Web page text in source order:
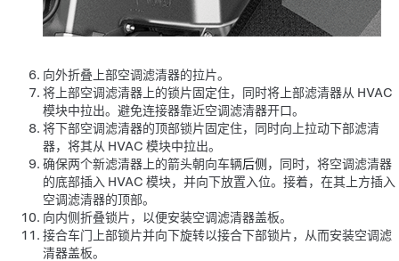
向外折叠上部空调滤清器的拉片。
将上部空调滤清器上的锁片固定住，同时将上部滤清器从 HVAC
模块中拉出。 避免连接器靠近空调滤清器开口。
将下部空调滤清器的顶部锁片固定住，同时向上拉动下部滤清
器，将其从 HVAC 模块中拉出。
确保两个新滤清器上的箭头朝向车辆后侧 ，同时，将空调滤清器
的底部插入 HVAC 模块，并向下放置入位。接着，在其上方插入
空调滤清器的顶部。
向内侧折叠锁片，以便安装空调滤清器盖板。
接合车门上部锁片并向下旋转以接合下部锁片，从而安装空调滤
清器盖板。